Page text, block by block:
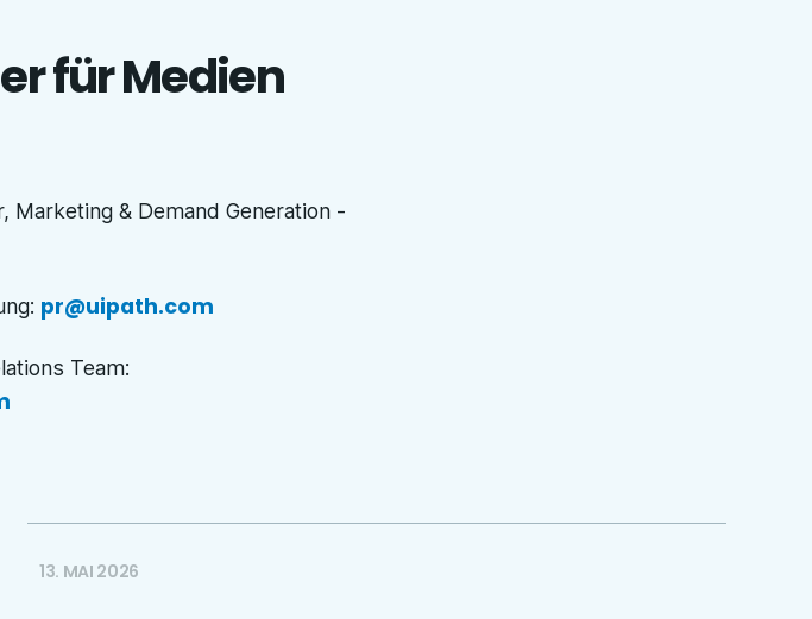
für Medien
Marketing & Demand Generation -
: pr@uipath.com
Team:
13. MAI 2026